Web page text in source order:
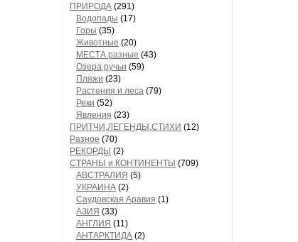
ПРИРОДА (291)
Водопады (17)
Горы (35)
Животные (20)
МЕСТА разные (43)
Озера,ручьи (59)
Пляжи (23)
Растения и леса (79)
Реки (52)
Явления (23)
ПРИТЧИ,ЛЕГЕНДЫ,СТИХИ (12)
Разное (70)
РЕКОРДЫ (2)
СТРАНЫ и КОНТИНЕНТЫ (709)
АВСТРАЛИЯ (5)
УКРАИНА (2)
Саудовская Аравия (1)
АЗИЯ (33)
АНГЛИЯ (11)
АНТАРКТИДА (2)